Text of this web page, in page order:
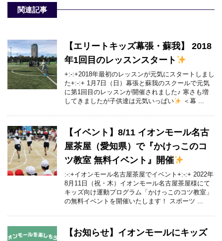
関連記事
【エリートキッズ幕張・蘇我】 2018
年1回目のレッスンスタート
+:-:+2018年最初のレッスンが元気にスタートしまし
た+:-:+ 1月7日（日）幕張と蘇我のスクールで元気
に第1回目のレッスンが開催されました♪ 寒さも増
してきましたが子供達は元気いっぱい
＜幕 ...
【イベント】8/11 イオンモール名古
屋茶屋（愛知県）で『かけっこのコ
ツ教室 無料イベント』開催
:-:+イオンモール名古屋茶屋でイベント+:-:+ 2022年
8月11日（祝・木）イオンモール名古屋茶屋様にて
キッズ向け運動プログラム「かけっこのコツ教室」
の無料イベントを開催いたします！ スポーツ ...
【お知らせ】イオンモールにキッズ